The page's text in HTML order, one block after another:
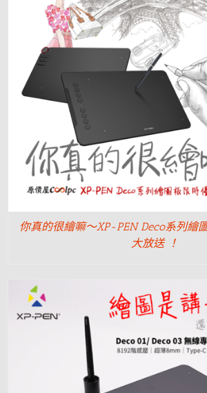
你真的很繪嘛～XP-PEN Deco系列繪
大放送 ！